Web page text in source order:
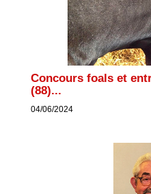
Concours foals et
(88)...
04/06/2024